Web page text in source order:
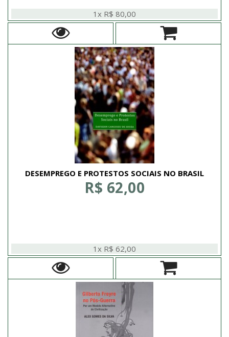
1x R$ 80,00
DESEMPREGO E PROTESTOS SOCIAIS NO BRASIL
R$ 62,00
1x R$ 62,00